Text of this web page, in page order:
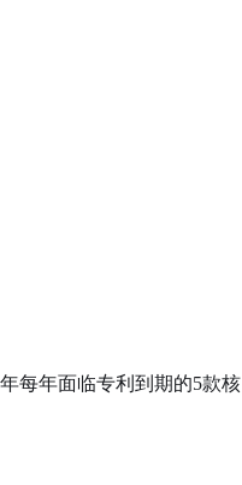
每年面临专利到期的5款核